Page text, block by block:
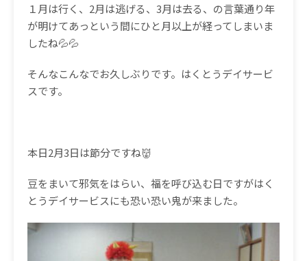
１月は行く、2月は逃げる、3月は去る、の言葉通り年
が明けてあっという間にひと月以上が経ってしまいま
したね💦💦
そんなこんなでお久しぶりです。はくとうデイサービ
スです。
本日2月3日は節分ですね👹
豆をまいて邪気をはらい、福を呼び込む日ですがはく
とうデイサービスにも恐い恐い鬼が来ました。